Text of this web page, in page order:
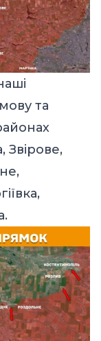
та
Звірове,